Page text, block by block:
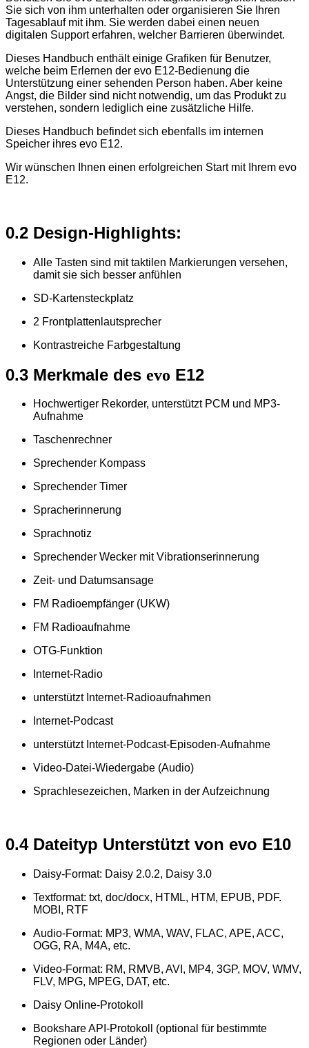
Sie sich von ihm unterhalten oder organisieren Sie Ihren
Tagesablauf mit ihm. Sie werden dabei einen neuen
digitalen Support erfahren, welcher Barrieren überwindet.
Dieses Handbuch enthält einige Grafiken für Benutzer,
welche beim Erlernen der evo E12-Bedienung die
Unterstützung einer sehenden Person haben. Aber keine
Angst, die Bilder sind nicht notwendig, um das Produkt zu
verstehen, sondern lediglich eine zusätzliche Hilfe.
Dieses Handbuch befindet sich ebenfalls im internen
Speicher ihres evo E12.
Wir wünschen Ihnen einen erfolgreichen Start mit Ihrem evo
E12.
0.2 Design-Highlights:
Alle Tasten sind mit taktilen Markierungen versehen,
damit sie sich besser anfühlen
SD-Kartensteckplatz
2 Frontplattenlautsprecher
Kontrastreiche Farbgestaltung
0.3 Merkmale des evo E12
Hochwertiger Rekorder, unterstützt PCM und MP3-
Aufnahme
Taschenrechner
Sprechender Kompass
Sprechender Timer
Spracherinnerung
Sprachnotiz
Sprechender Wecker mit Vibrationserinnerung
Zeit- und Datumsansage
FM Radioempfänger (UKW)
FM Radioaufnahme
OTG-Funktion
Internet-Radio
unterstützt Internet-Radioaufnahmen
Internet-Podcast
unterstützt Internet-Podcast-Episoden-Aufnahme
Video-Datei-Wiedergabe (Audio)
Sprachlesezeichen, Marken in der Aufzeichnung
0.4 Dateityp Unterstützt von evo E10
Daisy-Format: Daisy 2.0.2, Daisy 3.0
Textformat: txt, doc/docx, HTML, HTM, EPUB, PDF.
MOBI, RTF
Audio-Format: MP3, WMA, WAV, FLAC, APE, ACC,
OGG, RA, M4A, etc.
Video-Format: RM, RMVB, AVI, MP4, 3GP, MOV, WMV,
FLV, MPG, MPEG, DAT, etc.
Daisy Online-Protokoll
Bookshare API-Protokoll (optional für bestimmte
Regionen oder Länder)